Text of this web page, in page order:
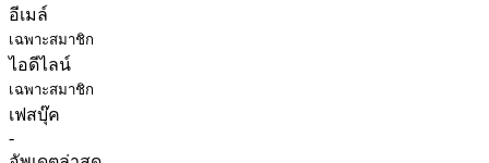
อีเมล์
เฉพาะสมาชิก
ไอดีไลน์
เฉพาะสมาชิก
เฟสบุ๊ค
-